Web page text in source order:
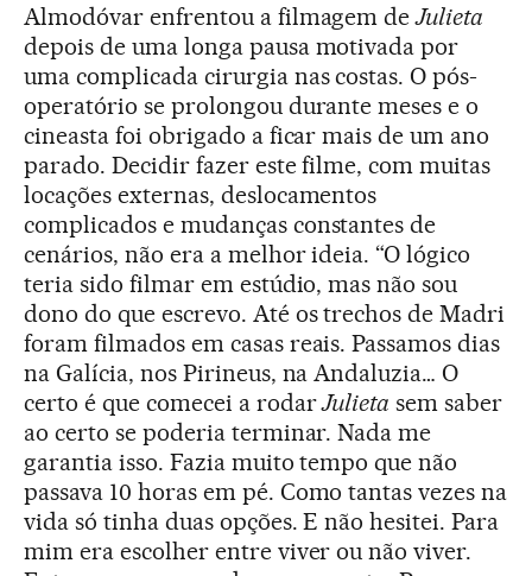
Almodóvar enfrentou a filmagem deJulieta
depois de uma longa pausa motivada por
uma complicada cirurgia nas costas. O pós-
operatório se prolongou durante meses e o
cineasta foi obrigado a ficar mais de um ano
parado. Decidir fazer este filme, com muitas
locações externas, deslocamentos
complicados e mudanças constantes de
cenários, não era a melhor ideia. “O lógico
teria sido filmar em estúdio, mas não sou
dono do que escrevo. Até os trechos de Madri
foram filmados em casas reais. Passamos dias
na Galícia, nos Pirineus, na Andaluzia… O
certo é que comecei a rodarJulieta sem saber
ao certo se poderia terminar. Nada me
garantia isso. Fazia muito tempo que não
passava 10 horas em pé. Como tantas vezes na
vida só tinha duas opções. E não hesitei. Para
mim era escolher entre viver ou não viver.